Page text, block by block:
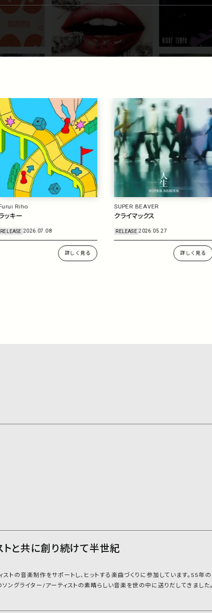
BEAVER
ライマックス
RELEASE 2026.05.27
詳しく見る
爆風スランプ
今こそ！爆風スランプ
RELEASE 2026.07.22
詳しく見る
トと共に創り続けて半世紀
ストの音楽制作をサポートし、ヒットする楽曲づくりに参加しています。55年
ングライター/アーティストの素晴らしい音楽を世の中に送りだしてきました。